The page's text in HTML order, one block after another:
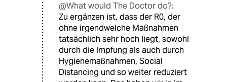
@What would The Doctor do?:
Zu ergänzen ist, dass der R0, der
ohne irgendwelche Maßnahmen
tatsächlich sehr hoch liegt, sowohl
durch die Impfung als auch durch
Hygienemaßnahmen, Social
Distancing und so weiter reduziert